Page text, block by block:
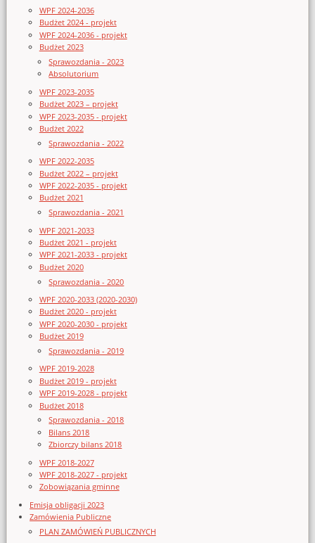
WPF 2024-2036
Budżet 2024 - projekt
WPF 2024-2036 - projekt
Budżet 2023
Sprawozdania - 2023
Absolutorium
WPF 2023-2035
Budżet 2023 – projekt
WPF 2023-2035 - projekt
Budżet 2022
Sprawozdania - 2022
WPF 2022-2035
Budżet 2022 – projekt
WPF 2022-2035 - projekt
Budżet 2021
Sprawozdania - 2021
WPF 2021-2033
Budżet 2021 - projekt
WPF 2021-2033 - projekt
Budżet 2020
Sprawozdania - 2020
WPF 2020-2033 (2020-2030)
Budżet 2020 - projekt
WPF 2020-2030 - projekt
Budżet 2019
Sprawozdania - 2019
WPF 2019-2028
Budżet 2019 - projekt
WPF 2019-2028 - projekt
Budżet 2018
Sprawozdania - 2018
Bilans 2018
Zbiorczy bilans 2018
WPF 2018-2027
WPF 2018-2027 - projekt
Zobowiązania gminne
Emisja obligacji 2023
Zamówienia Publiczne
PLAN ZAMÓWIEŃ PUBLICZNYCH